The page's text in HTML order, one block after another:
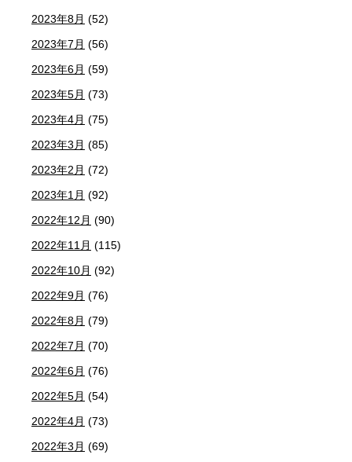
2023年8月 (52)
2023年7月 (56)
2023年6月 (59)
2023年5月 (73)
2023年4月 (75)
2023年3月 (85)
2023年2月 (72)
2023年1月 (92)
2022年12月 (90)
2022年11月 (115)
2022年10月 (92)
2022年9月 (76)
2022年8月 (79)
2022年7月 (70)
2022年6月 (76)
2022年5月 (54)
2022年4月 (73)
2022年3月 (69)